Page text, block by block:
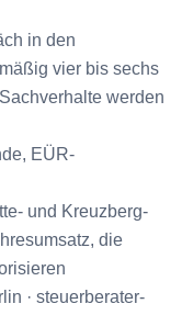
in den
vier bis sechs
werden
EÜR-
und Kreuzberg-
die
· steuerberater-